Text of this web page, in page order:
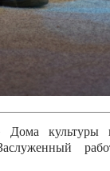
Дома
Городской
культуры
Дома культуры